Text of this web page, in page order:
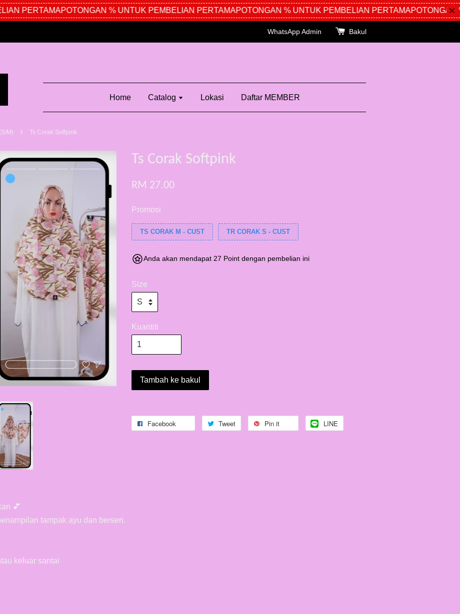
PERTAMAPOTONGAN % UNTUK PEMBELIAN PERTAMAPOTONGAN % UNTUK PEMBELIAN PERTAMAPOTONGAN
WhatsApp Admin Bakul
Home Catalog Lokasi Daftar MEMBER
M) › Ts Corak Softpink
Ts Corak Softpink
RM 27.00
Promosi
TS CORAK M - CUST TR CORAK S - CUST
Anda akan mendapat 27 Point dengan pembelian ini
Size
Kuantiti
Tambah ke bakul
Facebook Tweet Pin it LINE
💕
tampak ayu dan berseri.
keluar santai